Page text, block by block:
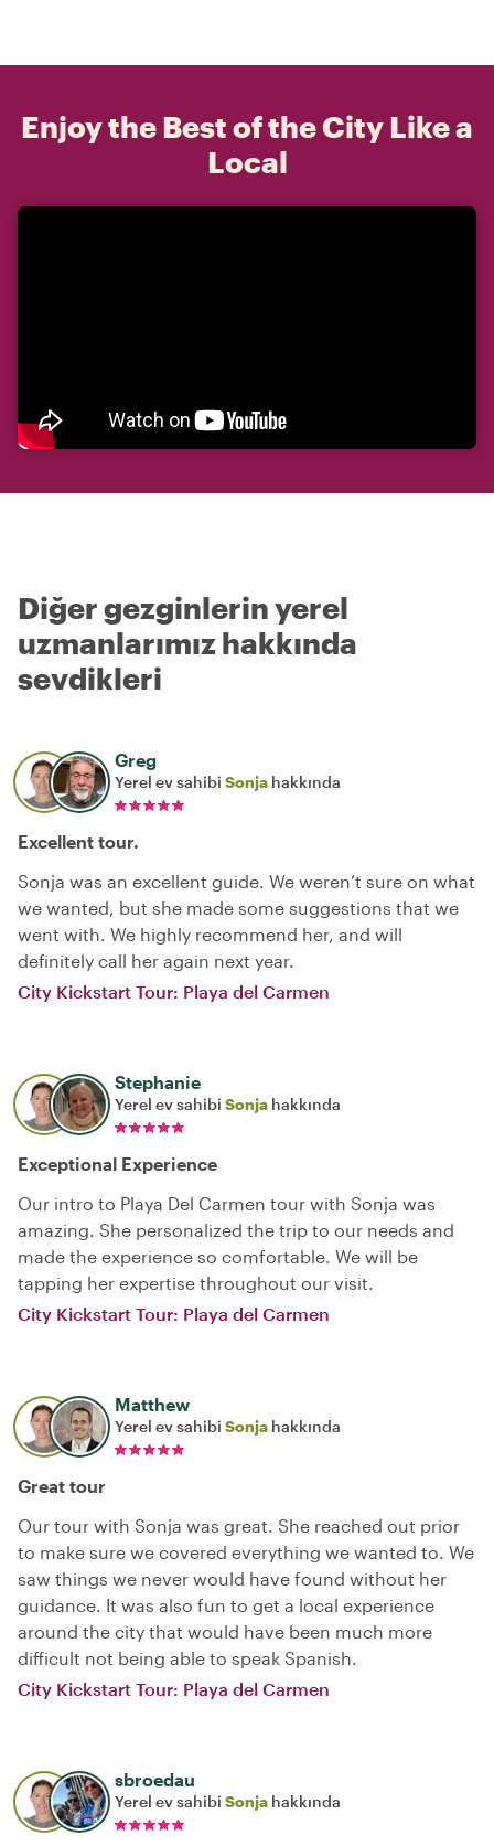
Enjoy the Best of the City Like a
Local
Diğer gezginlerin yerel
uzmanlarımız hakkında
sevdikleri
Greg
Yerel ev sahibi Sonja hakkında
Excellent tour.
Sonja was an excellent guide. We weren’t sure on what
we wanted, but she made some suggestions that we
went with. We highly recommend her, and will
definitely call her again next year.
City Kickstart Tour: Playa del Carmen
Stephanie
Yerel ev sahibi Sonja hakkında
Exceptional Experience
Our intro to Playa Del Carmen tour with Sonja was
amazing. She personalized the trip to our needs and
made the experience so comfortable. We will be
tapping her expertise throughout our visit.
City Kickstart Tour: Playa del Carmen
Matthew
Yerel ev sahibi Sonja hakkında
Great tour
Our tour with Sonja was great. She reached out prior
to make sure we covered everything we wanted to. We
saw things we never would have found without her
guidance. It was also fun to get a local experience
around the city that would have been much more
difficult not being able to speak Spanish.
City Kickstart Tour: Playa del Carmen
sbroedau
Yerel ev sahibi Sonja hakkında